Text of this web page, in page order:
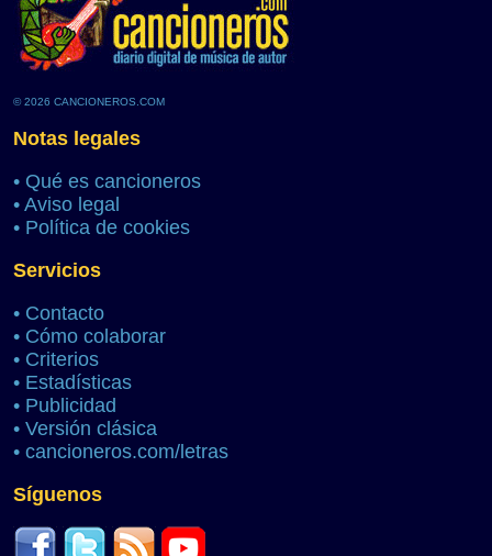
© 2026 CANCIONEROS.COM
Notas legales
• Qué es cancioneros
• Aviso legal
• Política de cookies
Servicios
• Contacto
• Cómo colaborar
• Criterios
• Estadísticas
• Publicidad
• Versión clásica
• cancioneros.com/letras
Síguenos